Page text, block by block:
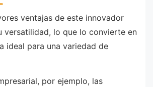
ventajas de este innovador
versatilidad, lo que lo convierte en
ideal para una variedad de
por ejemplo, las